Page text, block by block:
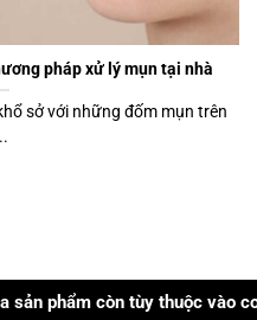
pháp xử lý mụn tại nhà
sở với những đốm mụn trên
phẩm còn tùy thuộc vào cơ